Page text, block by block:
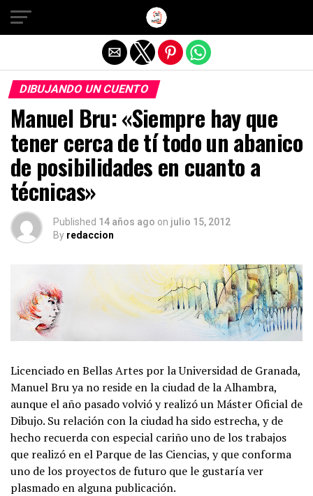
DIBUJANDO UN CUENTO
Manuel Bru: «Siempre hay que
tener cerca de tí todo un abanico
de posibilidades en cuanto a
técnicas»
Published 14 años ago on julio 15, 2012
By redaccion
Licenciado en Bellas Artes por la Universidad de Granada,
Manuel Bru ya no reside en la ciudad de la Alhambra,
aunque el año pasado volvió y realizó un Máster Oficial de
Dibujo. Su relación con la ciudad ha sido estrecha, y de
hecho recuerda con especial cariño uno de los trabajos
que realizó en el Parque de las Ciencias, y que conforma
uno de los proyectos de futuro que le gustaría ver
plasmado en alguna publicación.
Salir de la versión móvil